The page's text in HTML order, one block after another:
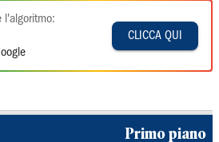
l'algoritmo:
CLICCA QUI
Primo piano